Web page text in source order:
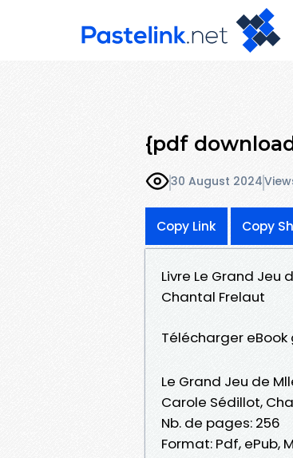
{pdf
30 August 2024
Copy Link Copy
Livre Le Grand Jeu
Chantal Frelaut
Télécharger
Le Grand Jeu de
Carole Sédillot,
Nb. de pages: 256
Format: Pdf, ePub,